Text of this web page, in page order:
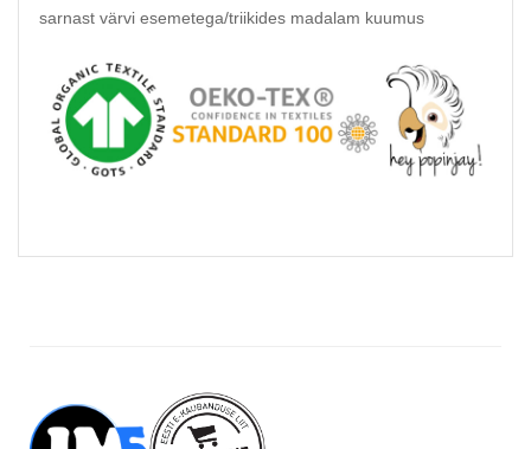
sarnast värvi esemetega/triikides madalam kuumus